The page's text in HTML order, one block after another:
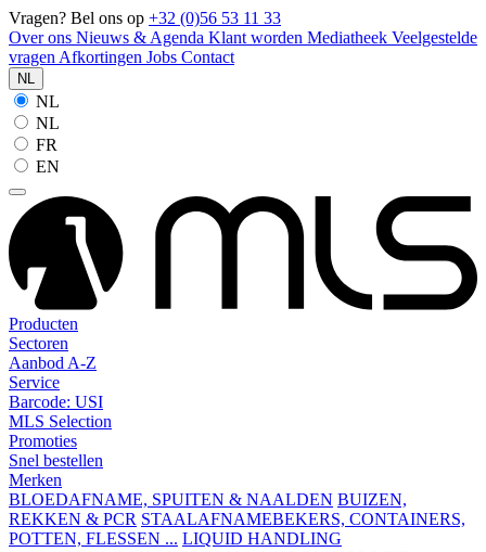
Vragen? Bel ons op +32 (0)56 53 11 33
Over ons Nieuws & Agenda Klant worden Mediatheek Veelgestelde
vragen Afkortingen Jobs Contact
NL
NL
NL
FR
EN
Producten
Sectoren
Aanbod A-Z
Service
Barcode: USI
MLS Selection
Promoties
Snel bestellen
Merken
BLOEDAFNAME, SPUITEN & NAALDEN BUIZEN,
REKKEN & PCR STAALAFNAMEBEKERS, CONTAINERS,
POTTEN, FLESSEN ... LIQUID HANDLING